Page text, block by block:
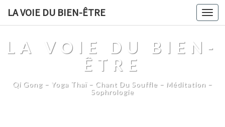
LA VOIE DU BIEN-ÊTRE
LA VOIE DU BIEN-
ÊTRE
Qi Gong – Yoga Thaï – Chant Du Souffle – Méditation –
Sophrologie